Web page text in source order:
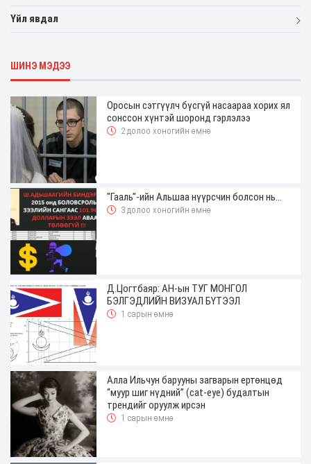
Үйл явдал
ШИНЭ МЭДЭЭ
Оросын сэтгүүлч бүсгүй насаараа хорих ял
сонссон хүнтэй шоронд гэрлэлээ
2 долоо хоногийн өмнө
"Гааль"-ийн Альшаа нүүрсчин болсон нь...
3 долоо хоногийн өмнө
Д.Цогтбаяр: АН-ын ТУГ МОНГОЛ
БЭЛГЭДЛИЙН ВИЗУАЛ БҮТЭЭЛ
1 сарын өмнө
Алла Ильчун барууны загварын ертөнцөд
“муур шиг нүдний” (cat-eye) будалтын
трендийг оруулж ирсэн
1 сарын өмнө